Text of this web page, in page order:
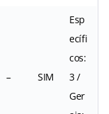
– SIM
Esp
ecífi
cos:
3 /
Ger